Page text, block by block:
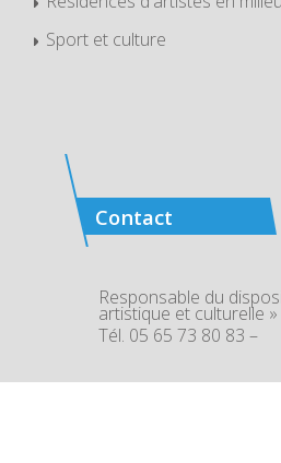
Sport et culture
Contact
Responsable du
artistique et culturelle »
Tél. 05 65 73 80 83 –